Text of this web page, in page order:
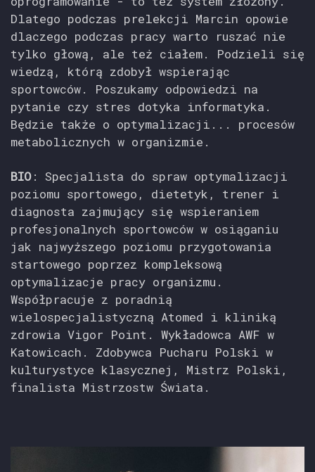
Dlatego podczas prelekcji Marcin opowie
dlaczego podczas pracy warto ruszać nie
tylko głową, ale też ciałem. Podzieli się
wiedzą, którą zdobył wspierając
sportowców. Poszukamy odpowiedzi na
pytanie czy stres dotyka informatyka.
Będzie także o optymalizacji... procesów
metabolicznych w organizmie.
BIO: Specjalista do spraw optymalizacji
poziomu sportowego, dietetyk, trener i
diagnosta zajmujący się wspieraniem
profesjonalnych sportowców w osiąganiu
jak najwyższego poziomu przygotowania
startowego poprzez kompleksową
optymalizacje pracy organizmu.
Współpracuje z poradnią
wielospecjalistyczną Atomed i kliniką
zdrowia Vigor Point. Wykładowca AWF w
Katowicach. Zdobywca Pucharu Polski w
kulturystyce klasycznej, Mistrz Polski,
finalista Mistrzostw Świata.